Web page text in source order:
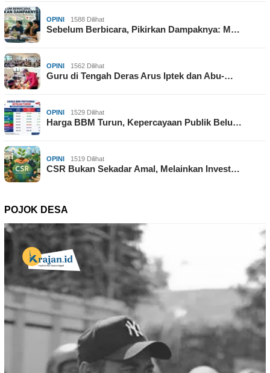
OPINI 1588 Dilihat
Sebelum Berbicara, Pikirkan Dampaknya: M…
OPINI 1562 Dilihat
Guru di Tengah Deras Arus Iptek dan Abu-…
OPINI 1529 Dilihat
Harga BBM Turun, Kepercayaan Publik Belu…
OPINI 1519 Dilihat
CSR Bukan Sekadar Amal, Melainkan Invest…
POJOK DESA